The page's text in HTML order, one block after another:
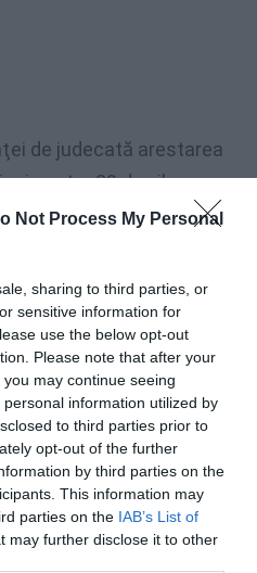
Not Process My Personal
sharing to third parties, or
sensitive information for
use the below opt-out
Please note that after your
may continue seeing
information utilized by
to third parties prior to
opt-out of the further
by third parties on the
This information may
parties on the IAB’s List of
may further disclose it to other
de judecată arestarea
pentru 29 de zile.
credincioşilor cu
pentru românii din
DORI DE